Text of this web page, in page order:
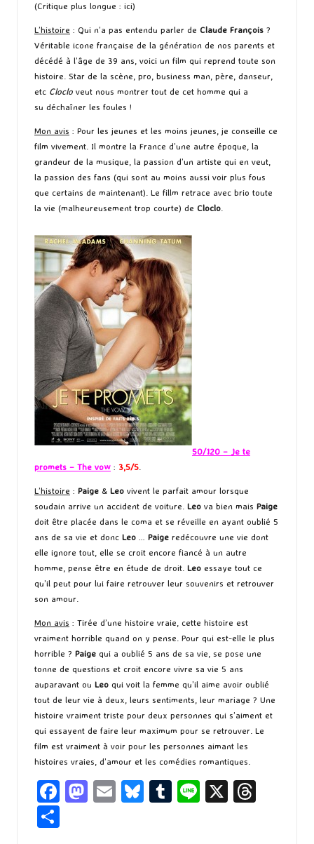
(Critique plus longue : ici)
L’histoire : Qui n’a pas entendu parler de Claude François ?
Véritable icone française de la génération de nos parents et
décédé à l’âge de 39 ans, voici un film qui reprend toute son
histoire. Star de la scène, pro, business man, père, danseur,
etc Cloclo veut nous montrer tout de cet homme qui a
su déchaîner les foules !
Mon avis : Pour les jeunes et les moins jeunes, je conseille ce
film vivement. Il montre la France d’une autre époque, la
grandeur de la musique, la passion d’un artiste qui en veut,
la passion des fans (qui sont au moins aussi voir plus fous
que certains de maintenant). Le fillm retrace avec brio toute
la vie (malheureusement trop courte) de Cloclo.
50/120 – Je te
promets – The vow : 3,5/5.
L’histoire : Paige & Leo vivent le parfait amour lorsque
soudain arrive un accident de voiture. Leo va bien mais Paige
doit être placée dans le coma et se réveille en ayant oublié 5
ans de sa vie et donc Leo … Paige redécouvre une vie dont
elle ignore tout, elle se croit encore fiancé à un autre
homme, pense être en étude de droit. Leo essaye tout ce
qu’il peut pour lui faire retrouver leur souvenirs et retrouver
son amour.
Mon avis : Tirée d’une histoire vraie, cette histoire est
vraiment horrible quand on y pense. Pour qui est-elle le plus
horrible ? Paige qui a oublié 5 ans de sa vie, se pose une
tonne de questions et croit encore vivre sa vie 5 ans
auparavant ou Leo qui voit la femme qu’il aime avoir oublié
tout de leur vie à deux, leurs sentiments, leur mariage ? Une
histoire vraiment triste pour deux personnes qui s’aiment et
qui essayent de faire leur maximum pour se retrouver. Le
film est vraiment à voir pour les personnes aimant les
histoires vraies, d’amour et les comédies romantiques.
Fa M E
Bl T
Li X